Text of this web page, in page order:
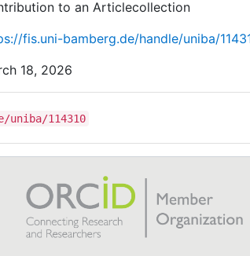
to an Articlecollection
fis.uni-bamberg.de/handle/uniba/
18, 2026
114310